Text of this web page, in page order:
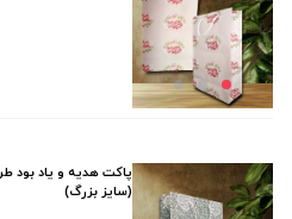
پاکت هدیه و یاد بود
(سایز بزرگ)